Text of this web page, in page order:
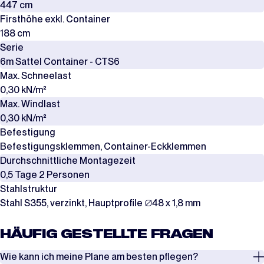
447 cm
Firsthöhe exkl. Container
188 cm
Serie
6m Sattel Container - CTS6
Max. Schneelast
0,30 kN/m²
Max. Windlast
0,30 kN/m²
Befestigung
Befestigungsklemmen, Container-Eckklemmen
Durchschnittliche Montagezeit
0,5 Tage 2 Personen
Stahlstruktur
Stahl S355, verzinkt, Hauptprofile ∅48 x 1,8 mm
HÄUFIG GESTELLTE FRAGEN
Wie kann ich meine Plane am besten pflegen?